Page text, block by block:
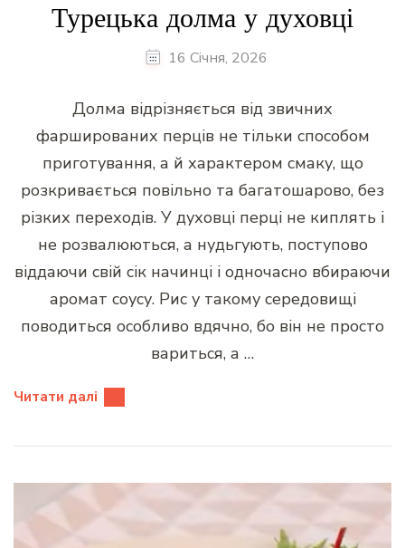
Турецька долма у духовці
16 Січня, 2026
Долма відрізняється від звичних
фаршированих перців не тільки способом
приготування, а й характером смаку, що
розкривається повільно та багатошарово, без
різких переходів. У духовці перці не киплять і
не розвалюються, а нудьгують, поступово
віддаючи свій сік начинці і одночасно вбираючи
аромат соусу. Рис у такому середовищі
поводиться особливо вдячно, бо він не просто
вариться, а …
Читати далі